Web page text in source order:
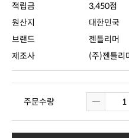
적립금
3,450점
원산지
대한민국
브랜드
젠틀리머
제조사
(주)젠틀리
주문수량